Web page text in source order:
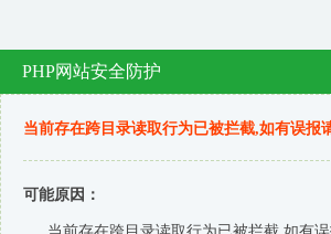
PHP网站安全防护
当前存在跨目录读取行为已被拦截,如有误报
可能原因：